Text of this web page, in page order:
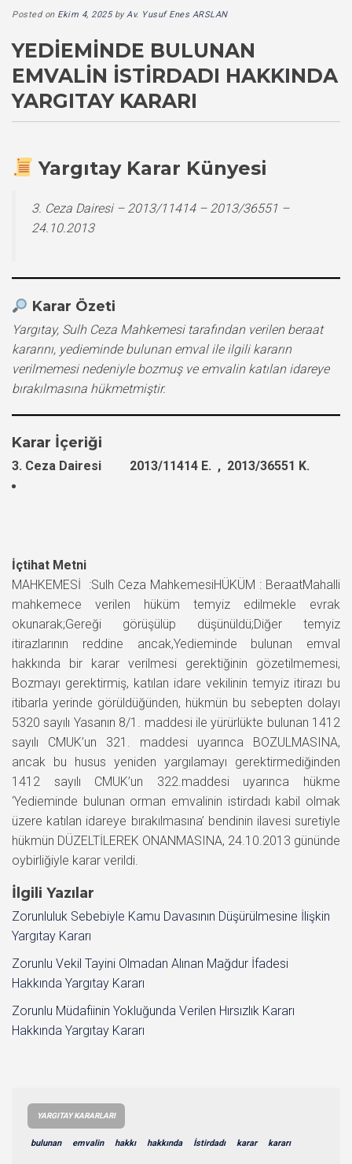
Posted on Ekim 4, 2025byAv. Yusuf Enes ARSLAN
YEDIEMINDE BULUNAN
EMVALIN İSTIRDADI HAKKINDA
YARGITAY KARARI
Yargıtay Karar Künyesi
3. Ceza Dairesi – 2013/11414 – 2013/36551 –
24.10.2013
Karar Özeti
Yargıtay, Sulh Ceza Mahkemesi tarafından verilen beraat
kararını, yedieminde bulunan emval ile ilgili kararın
verilmemesi nedeniyle bozmuş ve emvalin katılan idareye
bırakılmasına hükmetmiştir.
Karar İçeriği
3. Ceza Dairesi 2013/11414 E. , 2013/36551 K.
İçtihat Metni
MAHKEMESİ :Sulh Ceza MahkemesiHÜKÜM : BeraatMahalli
mahkemece verilen hüküm temyiz edilmekle evrak
okunarak;Gereği görüşülüp düşünüldü;Diğer temyiz
itirazlarının reddine ancak,Yedieminde bulunan emval
hakkında bir karar verilmesi gerektiğinin gözetilmemesi,
Bozmayı gerektirmiş, katılan idare vekilinin temyiz itirazı bu
itibarla yerinde görüldüğünden, hükmün bu sebepten dolayı
5320 sayılı Yasanın 8/1. maddesi ile yürürlükte bulunan 1412
sayılı CMUK’un 321. maddesi uyarınca BOZULMASINA,
ancak bu husus yeniden yargılamayı gerektirmediğinden
1412 sayılı CMUK’un 322.maddesi uyarınca hükme
‘Yedieminde bulunan orman emvalinin istirdadı kabil olmak
üzere katılan idareye bırakılmasına’ bendinin ilavesi suretiyle
hükmün DÜZELTİLEREK ONANMASINA, 24.10.2013 gününde
oybirliğiyle karar verildi.
İlgili Yazılar
Zorunluluk Sebebiyle Kamu Davasının Düşürülmesine İlişkin
Yargıtay Kararı
Zorunlu Vekil Tayini Olmadan Alınan Mağdur İfadesi
Hakkında Yargıtay Kararı
Zorunlu Müdafiinin Yokluğunda Verilen Hırsızlık Kararı
Hakkında Yargıtay Kararı
YARGITAY KARARLARI
bulunan emvalin hakkı hakkında İstirdadı karar kararı